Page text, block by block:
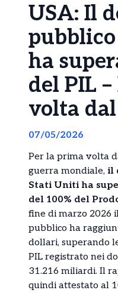
USA: Il
ha
del PIL
volta
07/05/2026
Per la prima volta
guerra mondiale, il
Stati Uniti ha
del 100% del
fine di marzo 2026
pubblico ha
dollari, superando
PIL registrato nei
31.216 miliardi. Il
quindi attestato al